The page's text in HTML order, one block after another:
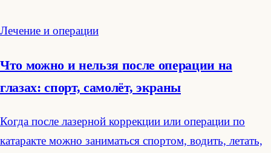
Лечение и операции
Что можно и нельзя после операции на
глазах: спорт, самолёт, экраны
Когда после лазерной коррекции или операции по
катаракте можно заниматься спортом, водить, летать,